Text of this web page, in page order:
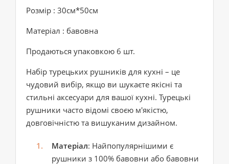
Розмір : 30см*50см
Матеріал : бавовна
Продаються упаковкою 6 шт.
Набір турецьких рушників для кухні – це
чудовий вибір, якщо ви шукаєте якісні та
стильні аксесуари для вашої кухні. Турецькі
рушники часто відомі своєю м'якістю,
довговічністю та вишуканим дизайном.
Матеріал: Найпопулярнішими є
рушники з 100% бавовни або бавовни